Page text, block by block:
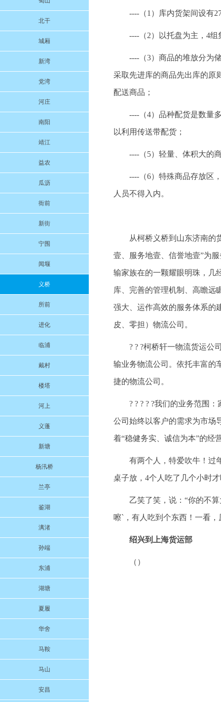
北干
城厢
新湾
党湾
河庄
南阳
靖江
益农
瓜沥
衙前
新街
宁围
闻堰
义桥
所前
进化
临浦
戴村
楼塔
河上
义蓬
新塘
杨汛桥
兰亭
鉴湖
漓渚
孙端
东浦
湖塘
夏履
华舍
马鞍
马山
安昌
----（1）库内货架间设有
----（2）以托盘为主，4
----（3）商品的堆放分为
采取先进库的商品先出库的原
配送商品；
----（4）品种配货是数量
以利用传送带配货；
----（5）轻量、体积大的
----（6）特殊商品存放区
人员不得入内。
从柯桥义桥到山东济南的
壹、服务地壹、信誉地壹”为
输家族在的一颗耀眼明珠，几
库、完善的管理机制、高瞻远
强大、运作高效的服务体系的
皮、零担）物流公司。
? ? ?柯桥轩一物流货运公
输业务物流公司。依托丰富的
捷的物流公司。
? ? ? ? ?我们的业务范围
公司始终以客户的需求为市场
着“稳健务实、诚信为本”的经
有两个人，特爱吹牛！过
桌子放，4个人吃了几个小时
乙笑了笑，说：“你的不
嚓`，有人吃到个东西！一看，
绍兴到上海货运部
（）